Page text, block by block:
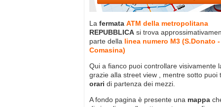
La fermata ATM della metropolitana
REPUBBLICA si trova
parte della linea numero M3 (S.Donato -
Comasina)
Qui a fianco puoi controllare visivamente
grazie alla street view , mentre sotto puoi
orari di partenza dei mezzi.
A fondo pagina è presente una mappa